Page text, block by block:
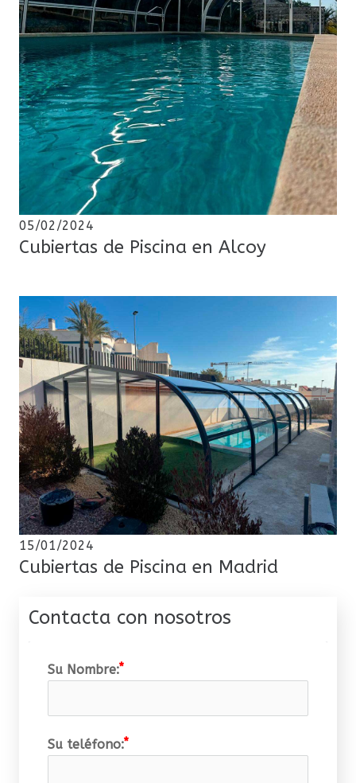
05/02/2024
Cubiertas de Piscina en Alcoy
15/01/2024
Cubiertas de Piscina en Madrid
Contacta con nosotros
Su Nombre:
Su teléfono: